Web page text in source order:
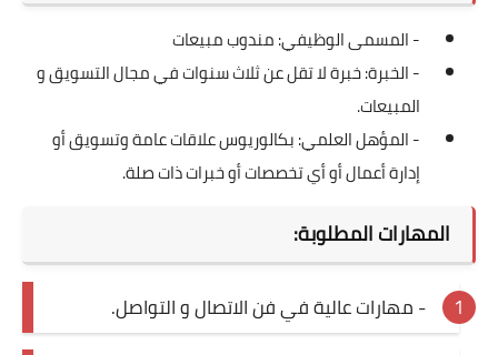
- المسمى الوظيفي: مندوب مبيعات
- الخبرة: خبرة لا تقل عن ثلاث سنوات في مجال التسويق و
المبيعات.
- المؤهل العلمي: بكالوريوس علاقات عامة وتسويق أو
إدارة أعمال أو أي تخصصات أو خبرات ذات صلة.
المهارات المطلوبة:
- مهارات عالية في فن الاتصال و التواصل.